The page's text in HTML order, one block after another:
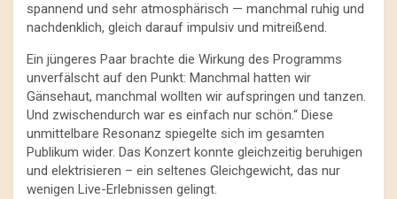
spannend und sehr atmosphärisch — manchmal ruhig und
nachdenklich, gleich darauf impulsiv und mitreißend.
Ein jüngeres Paar brachte die Wirkung des Programms
unverfälscht auf den Punkt: Manchmal hatten wir
Gänsehaut, manchmal wollten wir aufspringen und tanzen.
Und zwischendurch war es einfach nur schön.“ Diese
unmittelbare Resonanz spiegelte sich im gesamten
Publikum wider. Das Konzert konnte gleichzeitig beruhigen
und elektrisieren – ein seltenes Gleichgewicht, das nur
wenigen Live-Erlebnissen gelingt.